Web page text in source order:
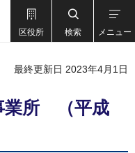
区役所 検索 メニュー
最終更新日 2023年4月1日
業所 （平成